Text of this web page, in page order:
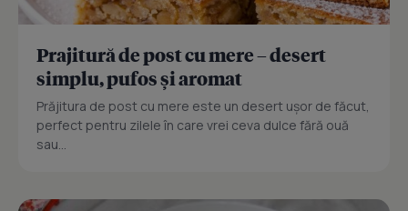
Prajitură de post cu mere – desert
simplu, pufos și aromat
Prăjitura de post cu mere este un desert ușor de făcut,
perfect pentru zilele în care vrei ceva dulce fără ouă
sau...